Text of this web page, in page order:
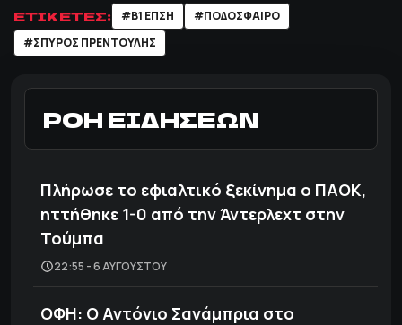
ΕΤΙΚΕΤΕΣ: #Β1 ΕΠΣΗ
#ΠΟΔΌΣΦΑΙΡΟ
#ΣΠΥΡΟΣ ΠΡΕΝΤΟΥΛΗΣ
ΡΟΗ ΕΙΔΗΣΕΩΝ
Πλήρωσε το εφιαλτικό ξεκίνημα ο ΠΑΟΚ,
ηττήθηκε 1-0 από την Άντερλεχτ στην
Τούμπα
22:55 - 6 ΑΥΓΟΎΣΤΟΥ
ΟΦΗ: Ο Αντόνιο Σανάμπρια στο